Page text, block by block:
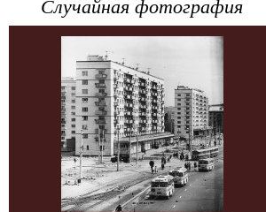
Случайная фотография